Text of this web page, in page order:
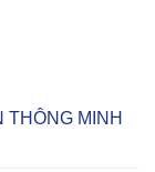
THÔNG MINH